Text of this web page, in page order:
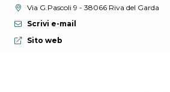
Località:Via G.Pascoli 9 - 38066 Riva del Garda
Scrivi e-mail
Sito web:
Sito web